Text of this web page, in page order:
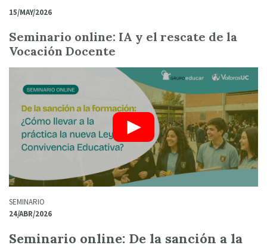
15/MAY/2026
Seminario online: IA y el rescate de la
Vocación Docente
SEMINARIO
24/ABR/2026
Seminario online: De la sanción a la